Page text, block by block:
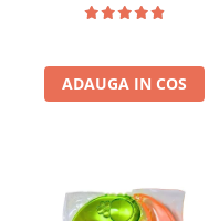
Servetele Umede
ADAUGA IN COS